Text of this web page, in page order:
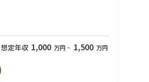
想定年収 1,000 万円 ~ 1,500 万円